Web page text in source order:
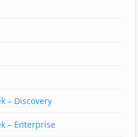
– Discovery
– Enterprise